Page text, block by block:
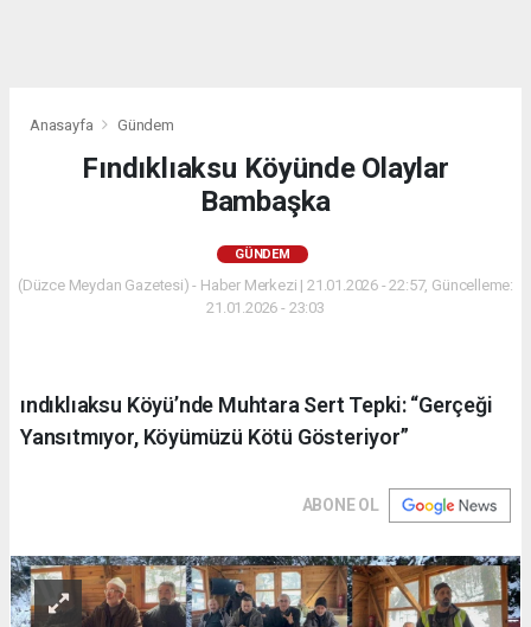
Anasayfa Gündem
Fındıklıaksu Köyünde Olaylar
Bambaşka
GÜNDEM
(Düzce Meydan Gazetesi) - Haber Merkezi | 21.01.2026 - 22:57, Güncelleme:
21.01.2026 - 23:03
ındıklıaksu Köyü’nde Muhtara Sert Tepki: “Gerçeği
Yansıtmıyor, Köyümüzü Kötü Gösteriyor”
ABONE OL